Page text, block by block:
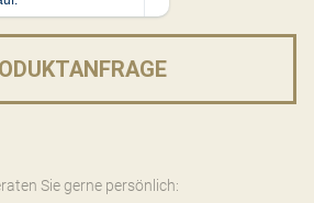
Sie gerne persönlich: